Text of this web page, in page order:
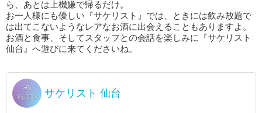
ら、あとは上機嫌で帰るだけ。
お一人様にも優しい『サケリスト』では、ときには飲み放題で
は出てこないようなレアなお酒に出会えることもありますよ。
お酒と食事、そしてスタッフとの会話を楽しみに『サケリスト
仙台』へ遊びに来てくださいね。
サケリスト 仙台